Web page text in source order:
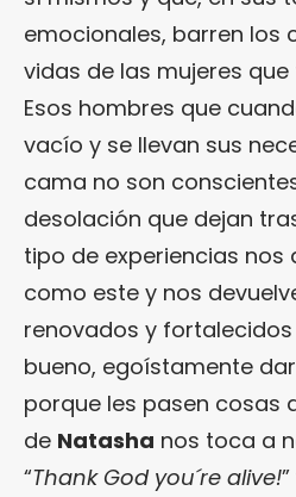
emocionales, barren los
vidas de las mujeres
Esos hombres que
vacío y se llevan sus
cama no son
desolación que dejan
tipo de experiencias nos
como este y nos
renovados y
bueno, egoístamente
porque les pasen cosas
de Natasha nos toca a
“Thank God you´re alive!